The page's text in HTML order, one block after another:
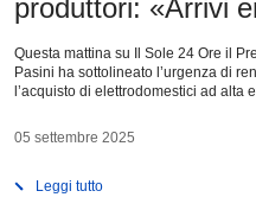
produttori: «Arrivi
Questa mattina su Il Sole 24 Ore il
Pasini ha sottolineato l’urgenza di
l’acquisto di elettrodomestici ad alta
05 settembre 2025
Leggi tutto